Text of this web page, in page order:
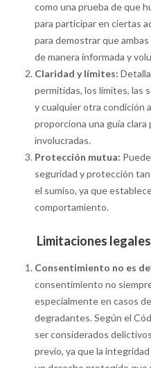
como una prueba de que
para participar en ciertas
para demostrar que
de manera informada y
Claridad y límites:
permitidas, los límites, las
y cualquier otra condición
proporciona una guía clara
involucradas.
Protección mutua:
seguridad y protección
el sumiso, ya que
comportamiento.
Limitaciones
Consentimiento no es
consentimiento no
especialmente en casos
degradantes. Según el
ser considerados
previo, ya que la